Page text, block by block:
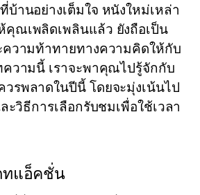
านอย่างเต็มใจ หนังใหม่เหล่า
คุณเพลิดเพลินแล้ว ยังถือเป็น
ความท้าทายทางความคิดให้กับ
วามนี้ เราจะพาคุณไปรู้จักกับ
รพลาดในปีนี้ โดยจะมุ่งเน้นไป
ะวิธีการเลือกรับชมเพื่อใช้เวลา
ทแอ็คชั่น